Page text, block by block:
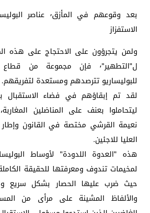
بعد وقوعهم في
الاستفزاز
ولمن يتجرؤون على الاحتجاج على هذه
ل"التطهير"٬ فإن مجموعة من
للبوليساريو تترصدهم ومستعدة لتفريقهم.
ليتحاملوا بعنف على المناضلين
نعيمة القرشي مختصة في القانون
العليا للاجئين.
حيث ضرب عليها الحصار بشكل سريع
والألفاظ المشينة على مرأى من